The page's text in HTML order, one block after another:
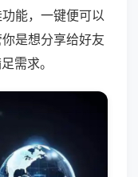
能，一键便可以
是想分享给好友
需求。